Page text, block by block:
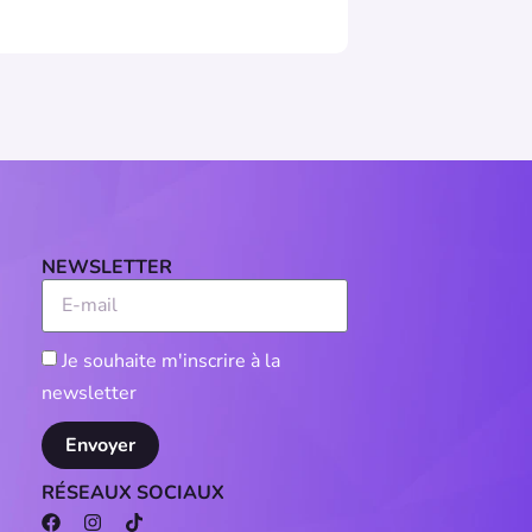
NEWSLETTER
Je souhaite m'inscrire à la
newsletter
Envoyer
RÉSEAUX SOCIAUX